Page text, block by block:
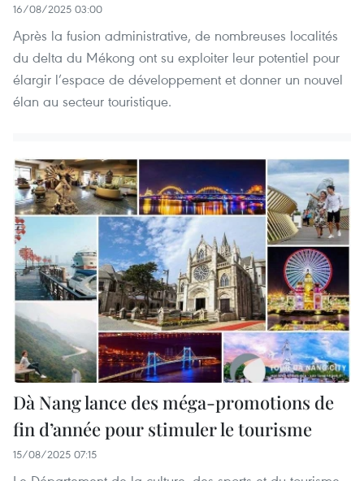
16/08/2025 03:00
Après la fusion administrative, de nombreuses localités
du delta du Mékong ont su exploiter leur potentiel pour
élargir l’espace de développement et donner un nouvel
élan au secteur touristique.
Dà Nang lance des méga-promotions de
fin d’année pour stimuler le tourisme
15/08/2025 07:15